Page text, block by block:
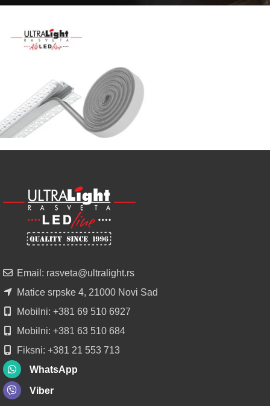
Najveći
izbor
SIJALICA
u
regionu
LED
PROFILI
TRIMLESS
DIFUZOROM
POGLEDAJ
Email: rasveta@ultralight.rs
Matice srpske 4, 21000 Novi Sad
Mobilni: +381 69 510 6927
Mobilni: +381 63 510 684
Fiksni: +381 21 553 713
WhatsApp
Viber